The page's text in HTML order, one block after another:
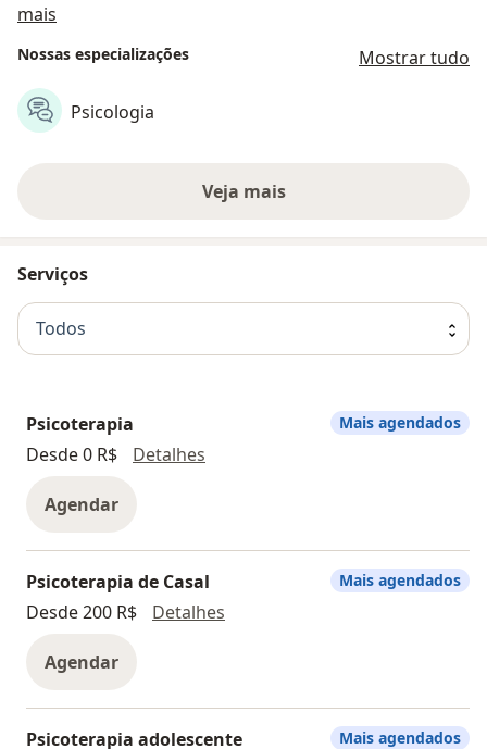
mais
Nossas especializações Mostrar tudo
Psicologia
Veja mais
Serviços
Todos
Psicoterapia
Desde 0 R$
Detalhes
Agendar
Mais agendados
Psicoterapia de Casal
Desde 200 R$
Detalhes
Agendar
Mais agendados
Psicoterapia adolescente Mais agendados